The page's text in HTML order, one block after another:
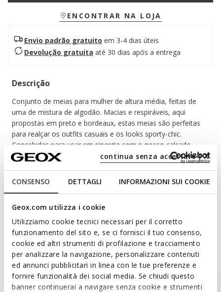
CONSENSO DETTAGLI INFORMAZIONI SUI COOKIE
Geox.com utilizza i cookie
Utilizziamo cookie tecnici necessari per il corretto
funzionamento del sito e, se ci fornisci il tuo consenso,
cookie ed altri strumenti di profilazione e tracciamento
per analizzare la navigazione, personalizzare contenuti
ed annunci pubblicitari in linea con le tue preferenze e
fornire funzionalità dei social media. Se chiudi questo
banner continuerai a navigare senza cookie e strumenti
continua senza accettare | X
ENCONTRAR NA LOJA
Envio padrão gratuito em 3-4 dias úteis
Devolução gratuita até 30 dias após a entrega
Descrição
Conjunto de meias para mulher de altura média, feitas de
uma de mistura de algodão. Macias e respiráveis, aqui
propostas em preto e bordeaux, estas meias são perfeitas
para realçar os outfits casuais e os looks sporty-chic.
Concebidas para usar em sinergia com o nosso calçado,
estas meias maximizam os benefícios dos sistemas e das
tecnologias concebidas pela Geox.
Cada embalagem contém dois pares de meias.
CÓDIGO DO ARTIGO:W4665BT3269F1885
Ler mais
Inspiração de estilo